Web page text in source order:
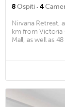
8Ospiti · 4
Nirvana Retreat,
km from Victoria
Mall, as well as